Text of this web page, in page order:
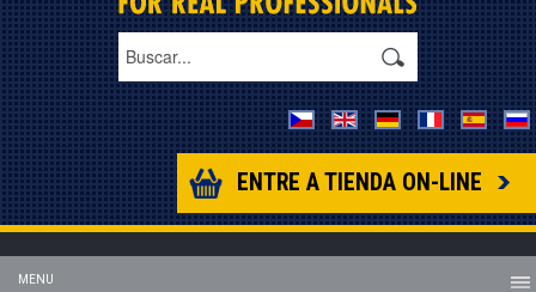
ENTRE A TIENDA ON-LINE
MENU